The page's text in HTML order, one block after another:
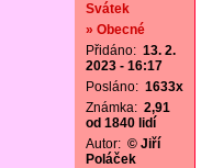
Svátek
» Obecné
Přidáno: 13. 2.
2023 - 16:17
Posláno: 1633x
Známka: 2,91
od 1840 lidí
Autor: © Jiří
Poláček